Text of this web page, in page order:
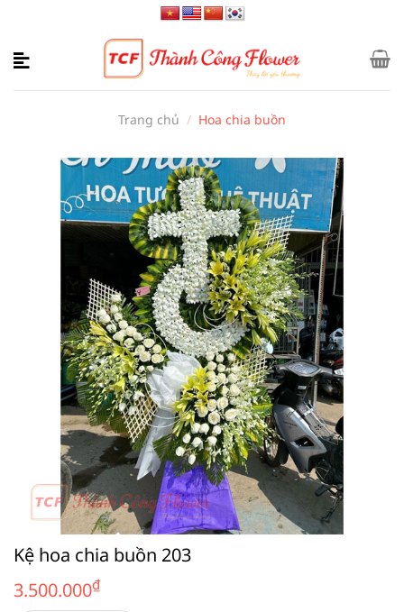
nội
Trang chủ / Hoa chia buồn
Kệ hoa chia buồn 203
3.500.000₫